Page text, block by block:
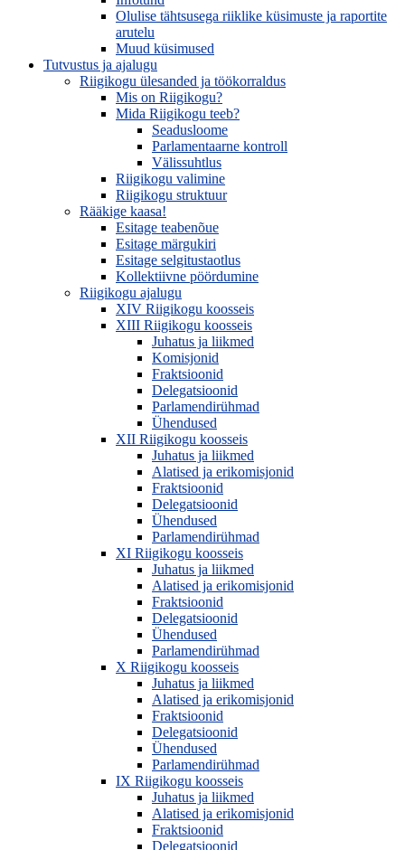
Olulise tähtsusega riiklike küsimuste ja raportite
arutelu
Muud küsimused
Tutvustus ja ajalugu
Riigikogu ülesanded ja töökorraldus
Mis on Riigikogu?
Mida Riigikogu teeb?
Seadusloome
Parlamentaarne kontroll
Välissuhtlus
Riigikogu valimine
Riigikogu struktuur
Rääkige kaasa!
Esitage teabenõue
Esitage märgukiri
Esitage selgitustaotlus
Kollektiivne pöördumine
Riigikogu ajalugu
XIV Riigikogu koosseis
XIII Riigikogu koosseis
Juhatus ja liikmed
Komisjonid
Fraktsioonid
Delegatsioonid
Parlamendirühmad
Ühendused
XII Riigikogu koosseis
Juhatus ja liikmed
Alatised ja erikomisjonid
Fraktsioonid
Delegatsioonid
Ühendused
Parlamendirühmad
XI Riigikogu koosseis
Juhatus ja liikmed
Alatised ja erikomisjonid
Fraktsioonid
Delegatsioonid
Ühendused
Parlamendirühmad
X Riigikogu koosseis
Juhatus ja liikmed
Alatised ja erikomisjonid
Fraktsioonid
Delegatsioonid
Ühendused
Parlamendirühmad
IX Riigikogu koosseis
Juhatus ja liikmed
Alatised ja erikomisjonid
Fraktsioonid
Delegatsioonid